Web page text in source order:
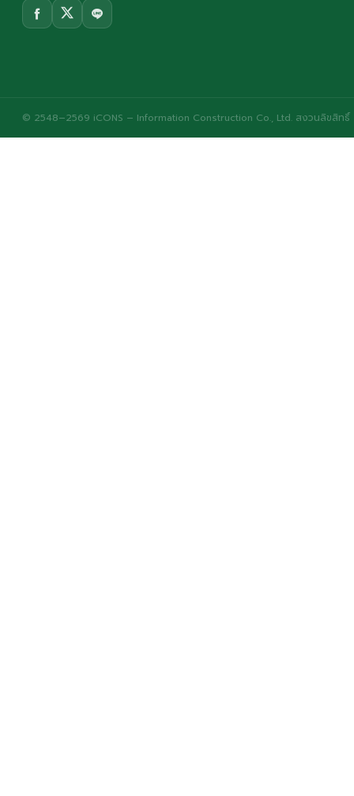
© 2548–2569 iCONS – Information Construction Co., Ltd. สงวนลิขสิทธิ์